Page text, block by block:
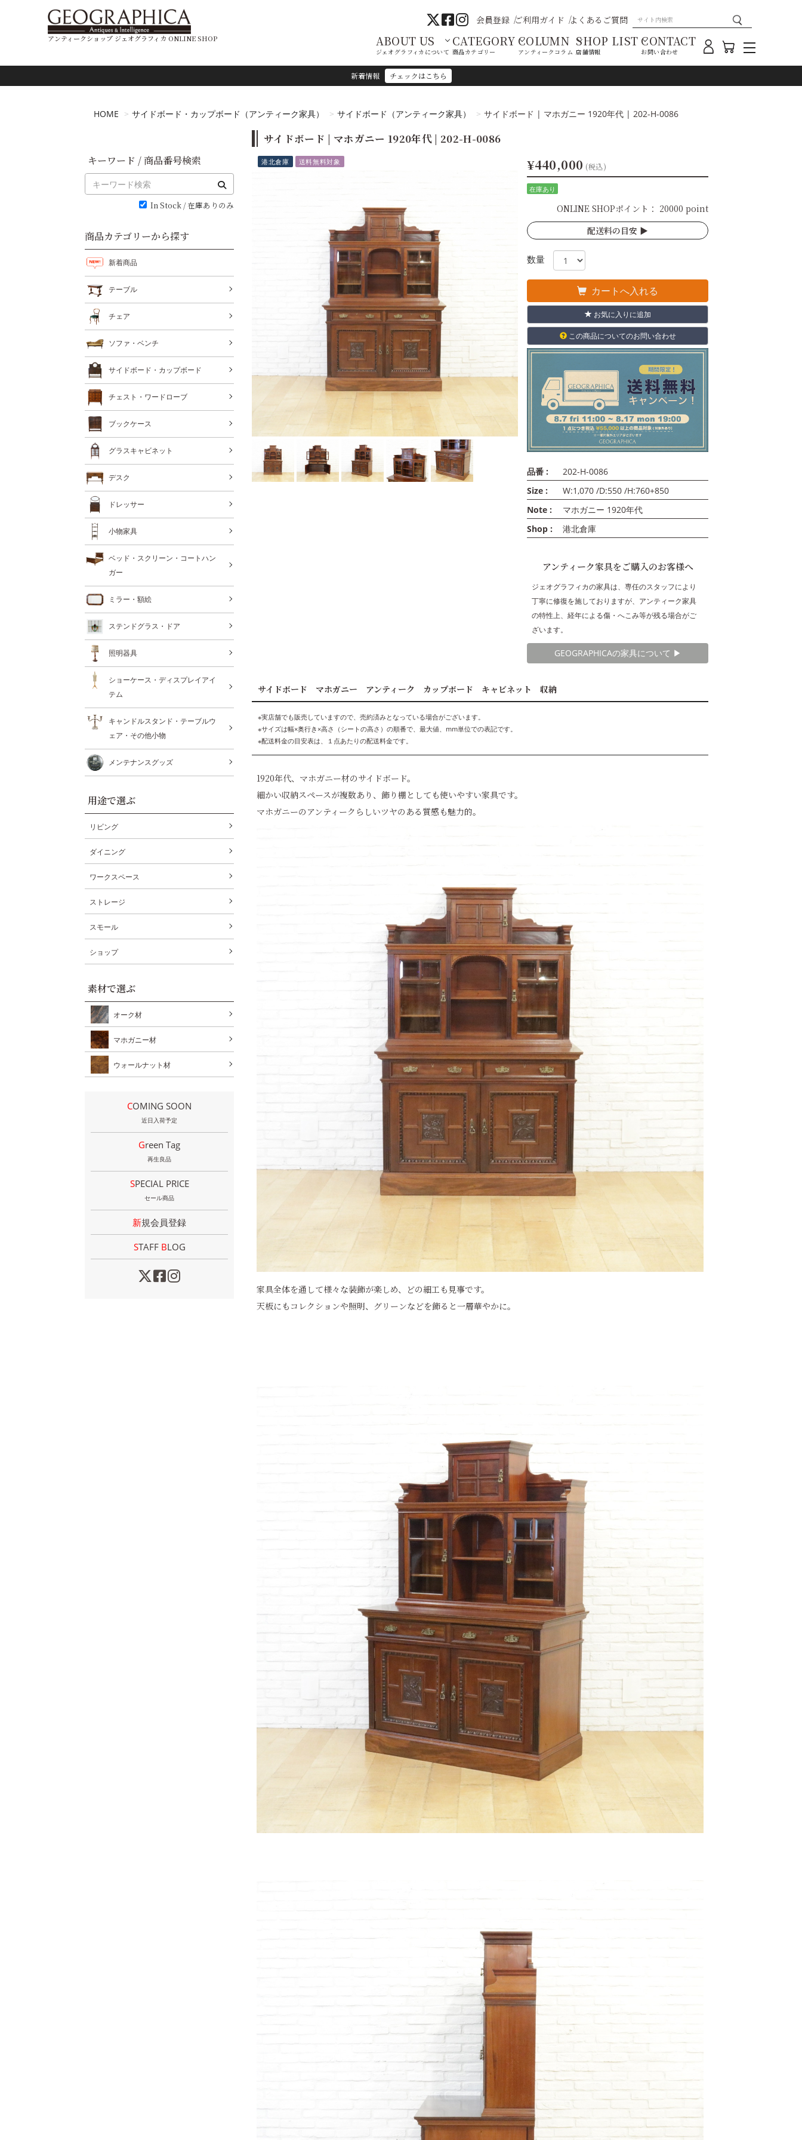
新着情報 チェックはこちら
アンティークショップ ジェオグラフィカ ONLINE SHOP
会員登録 ご利用ガイド よくあるご質問
ABOUT US
ジェオグラフィカについて
CATEGORY
商品カテゴリー
COLUMN
アンティークコラム
SHOP LIST
店舗情報
CONTACT
お問い合わせ
HOME サイドボード・カップボード（アンティーク家具） サイドボード（アンティーク家具） サイドボード | マホガニー 1920年代 | 202-H-0086
サイドボード | マホガニー 1920年代 | 202-H-0086
港北倉庫 送料無料対象 ¥440,000 (税込)
在庫あり
ONLINE SHOPポイント： 20000 point
配送料の目安 ▶︎
数量
カートへ入れる
お気に入りに追加
この商品についてのお問い合わせ
品番 :
202-H-0086
Size :
W:1,070 /D:550 /H:760+850
Note :
マホガニー 1920年代
Shop :
港北倉庫
アンティーク家具をご購入のお客様へ
ジェオグラフィカの家具は、専任のスタッフにより
丁寧に修復を施しておりますが、アンティーク家具
の特性上、経年による傷・へこみ等が残る場合がご
ざいます。
GEOGRAPHICAの家具について ▶︎
サイドボード マホガニー アンティーク カップボード キャビネット 収納
※実店舗でも販売していますので、売約済みとなっている場合がございます。
※サイズは幅×奥行き×高さ（シートの高さ）の順番で、最大値、mm単位での表記です。
※配送料金の目安表は、１点あたりの配送料金です。
1920年代、マホガニー材のサイドボード。
細かい収納スペースが複数あり、飾り棚としても使いやすい家具です。
マホガニーのアンティークらしいツヤのある質感も魅力的。
家具全体を通して様々な装飾が楽しめ、どの細工も見事です。
天板にもコレクションや照明、グリーンなどを飾ると一層華やかに。
キーワード / 商品番号検索
In Stock / 在庫ありのみ
商品カテゴリーから探す
新着商品
テーブル
チェア
ソファ・ベンチ
サイドボード・カップボード
チェスト・ワードローブ
ブックケース
グラスキャビネット
デスク
ドレッサー
小物家具
ベッド・スクリーン・コートハン
ガー
ミラー・額絵
ステンドグラス・ドア
照明器具
ショーケース・ディスプレイアイ
テム
キャンドルスタンド・テーブルウ
ェア・その他小物
メンテナンスグッズ
用途で選ぶ
リビング
ダイニング
ワークスペース
ストレージ
スモール
ショップ
素材で選ぶ
オーク材
マホガニー材
ウォールナット材
COMING SOON
近日入荷予定
Green Tag
再生良品
SPECIAL PRICE
セール商品
新規会員登録
STAFF BLOG